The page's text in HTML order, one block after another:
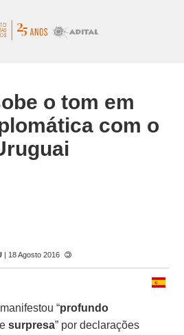
o tom em
com o
| 18 Agosto 2016
“profundo
esurpresa” por declarações